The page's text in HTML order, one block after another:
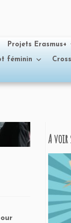
Projets Erasmus+
féminin
A